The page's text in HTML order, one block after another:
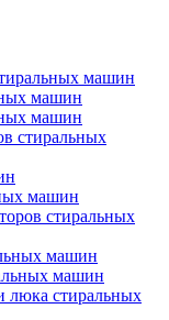
машин
машин
машин
стиральных
машин
стиральных
машин
машин
люка стиральных